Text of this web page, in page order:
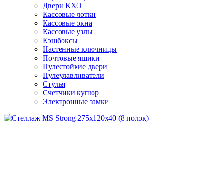
Двери КХО
Кассовые лотки
Кассовые окна
Кассовые узлы
Кэшбоксы
Настенные ключницы
Почтовые ящики
Пулестойкие двери
Пулеулавливатели
Стулья
Счетчики купюр
Электронные замки